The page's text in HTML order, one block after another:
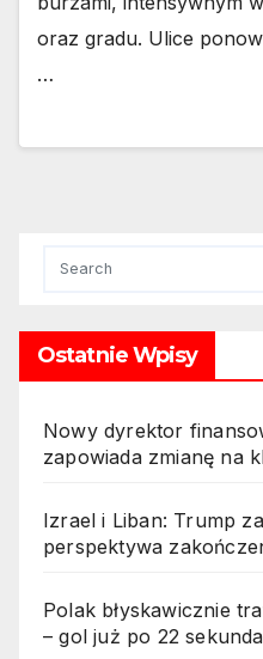
oraz gradu. Ulice
…
Ostatnie Wpisy
Nowy dyrektor
zapowiada zmianę na
Izrael i Liban: Trump
perspektywa
Polak błyskawicznie
– gol już po 22